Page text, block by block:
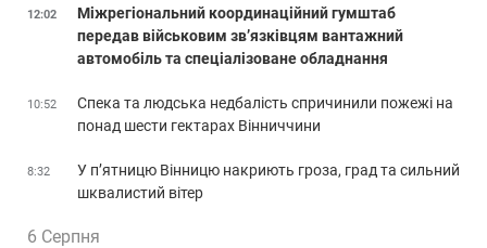
12:02
Міжрегіональний координаційний гумштаб
передав військовим зв’язківцям вантажний
автомобіль та спеціалізоване обладнання
10:52
Спека та людська недбалість спричинили пожежі на
понад шести гектарах Вінниччини
8:32
У п’ятницю Вінницю накриють гроза, град та сильний
шквалистий вітер
6 Серпня